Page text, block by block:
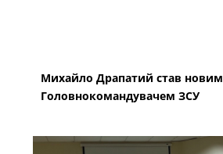
Михайло Драпатий став новим
Головнокомандувачем ЗСУ